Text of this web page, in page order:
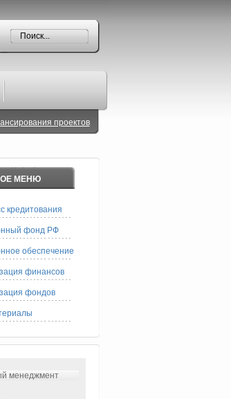
проектов
МЕНЮ
кредитования
фонд РФ
обеспечение
финансов
фондов
менеджмент